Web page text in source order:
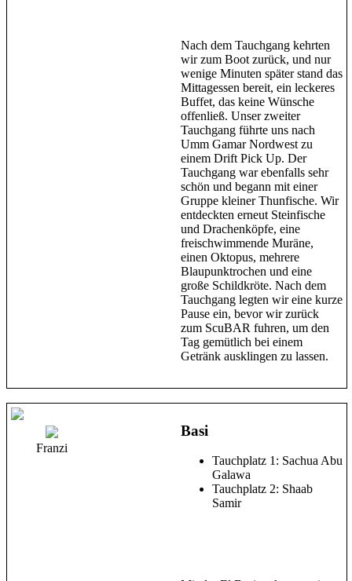
Nach dem Tauchgang kehrten
wir zum Boot zurück, und nur
wenige Minuten später stand das
Mittagessen bereit, ein leckeres
Buffet, das keine Wünsche
offenließ. Unser zweiter
Tauchgang führte uns nach
Umm Gamar Nordwest zu
einem Drift Pick Up. Der
Tauchgang war ebenfalls sehr
schön und begann mit einer
Gruppe kleiner Thunfische. Wir
entdeckten erneut Steinfische
und Drachenköpfe, eine
freischwimmende Muräne,
einen Oktopus, mehrere
Blaupunktrochen und eine
große Schildkröte. Nach dem
Tauchgang legten wir eine kurze
Pause ein, bevor wir zurück
zum ScuBAR fuhren, um den
Tag gemütlich bei einem
Getränk ausklingen zu lassen.
Franzi
Basi
Tauchplatz 1: Sachua Abu
Galawa
Tauchplatz 2: Shaab
Samir